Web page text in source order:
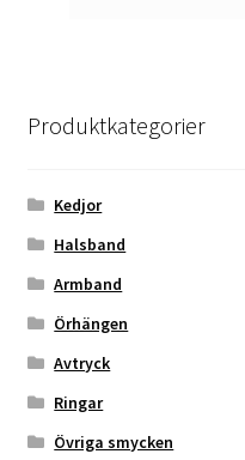
Produktkategorier
Kedjor
Halsband
Armband
Örhängen
Avtryck
Ringar
Övriga smycken